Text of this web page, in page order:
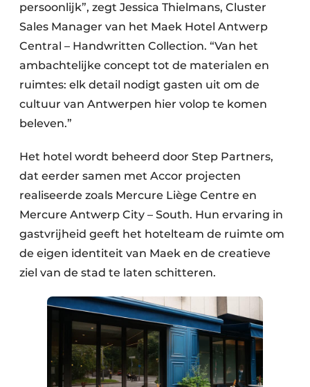
persoonlijk”, zegt Jessica Thielmans, Cluster
Sales Manager van het Maek Hotel Antwerp
Central – Handwritten Collection. “Van het
ambachtelijke concept tot de materialen en
ruimtes: elk detail nodigt gasten uit om de
cultuur van Antwerpen hier volop te komen
beleven.”
Het hotel wordt beheerd door Step Partners,
dat eerder samen met Accor projecten
realiseerde zoals Mercure Liège Centre en
Mercure Antwerp City – South. Hun ervaring in
gastvrijheid geeft het hotelteam de ruimte om
de eigen identiteit van Maek en de creatieve
ziel van de stad te laten schitteren.